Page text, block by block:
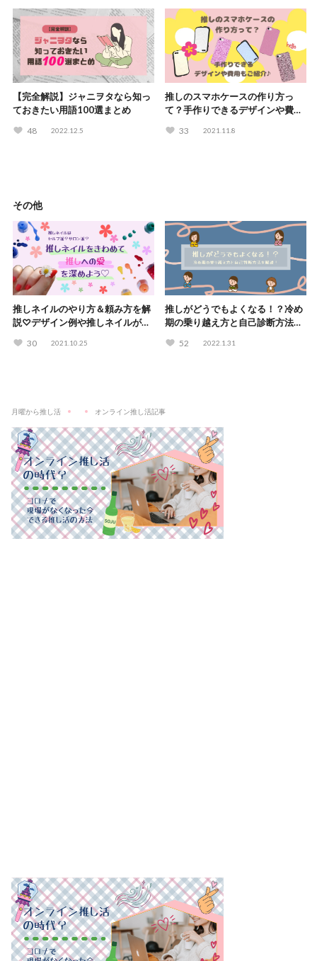
【完全解説】ジャニヲタなら知っ
ておきたい用語100選まとめ
48 2022.12.5
推しのスマホケースの作り方っ
て？手作りできるデザインや費用
33 2021.11.8
その他
推しネイルのやり方＆頼み方を解
説♡デザイン例や推しネイルがで
30 2021.10.25
推しがどうでもよくなる！？冷め
期の乗り越え方と自己診断方法を
52 2022.1.31
月曜から推し活 オンライン推し活記事